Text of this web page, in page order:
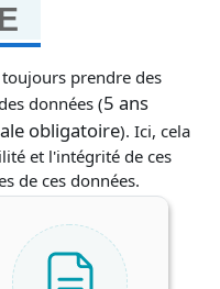
prendre des
données (5 ans
obligatoire). Ici, cela
et l'intégrité de ces
de ces données.